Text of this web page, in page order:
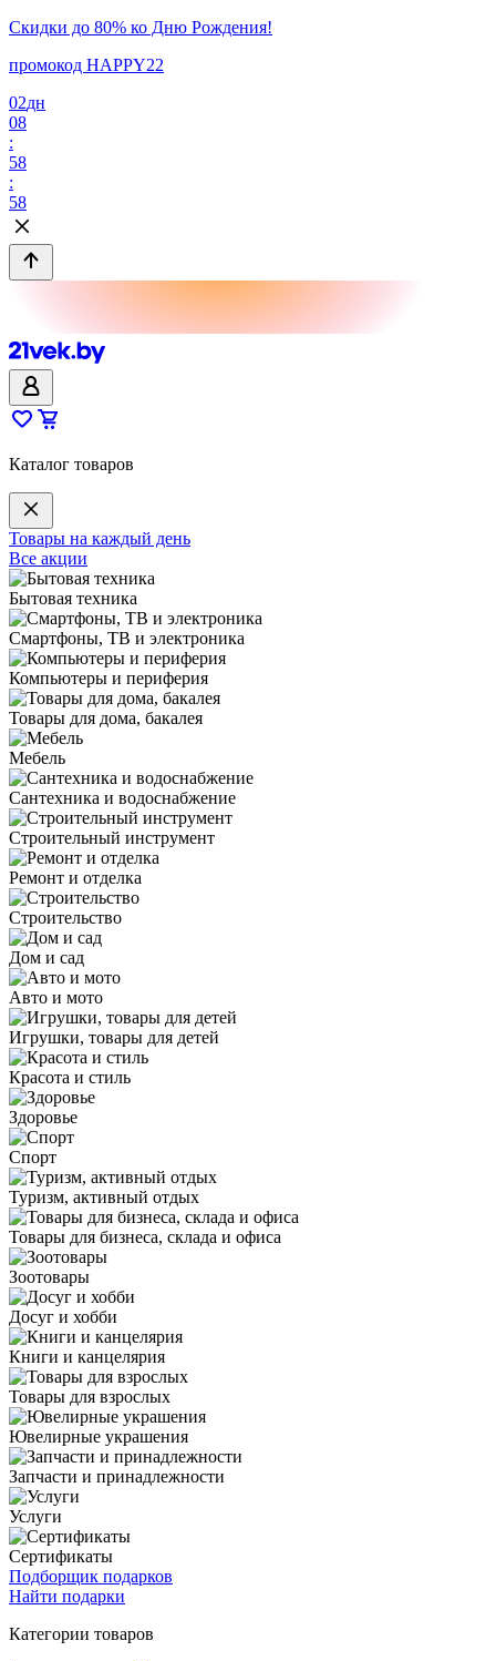
Скидки до 80% ко Дню Рождения!
промокод HAPPY22
02дн
08
:
58
:
58
Каталог товаров
Товары на каждый день
Все акции
Бытовая техника
Смартфоны, ТВ и электроника
Компьютеры и периферия
Товары для дома, бакалея
Мебель
Сантехника и водоснабжение
Строительный инструмент
Ремонт и отделка
Строительство
Дом и сад
Авто и мото
Игрушки, товары для детей
Красота и стиль
Здоровье
Спорт
Туризм, активный отдых
Товары для бизнеса, склада и офиса
Зоотовары
Досуг и хобби
Книги и канцелярия
Товары для взрослых
Ювелирные украшения
Запчасти и принадлежности
Услуги
Сертификаты
Подборщик подарков
Найти подарки
Категории товаров